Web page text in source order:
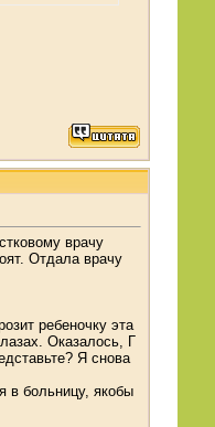
врачу
Отдала врачу
ребеночку эта
Оказалось, Г
Я снова
в больницу, якобы